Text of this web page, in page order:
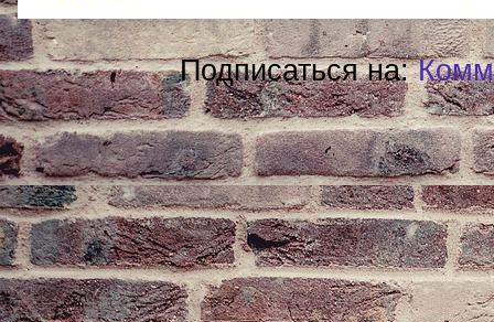
Подписаться на: